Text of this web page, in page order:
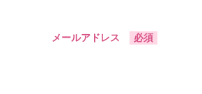
メールアドレス 必須